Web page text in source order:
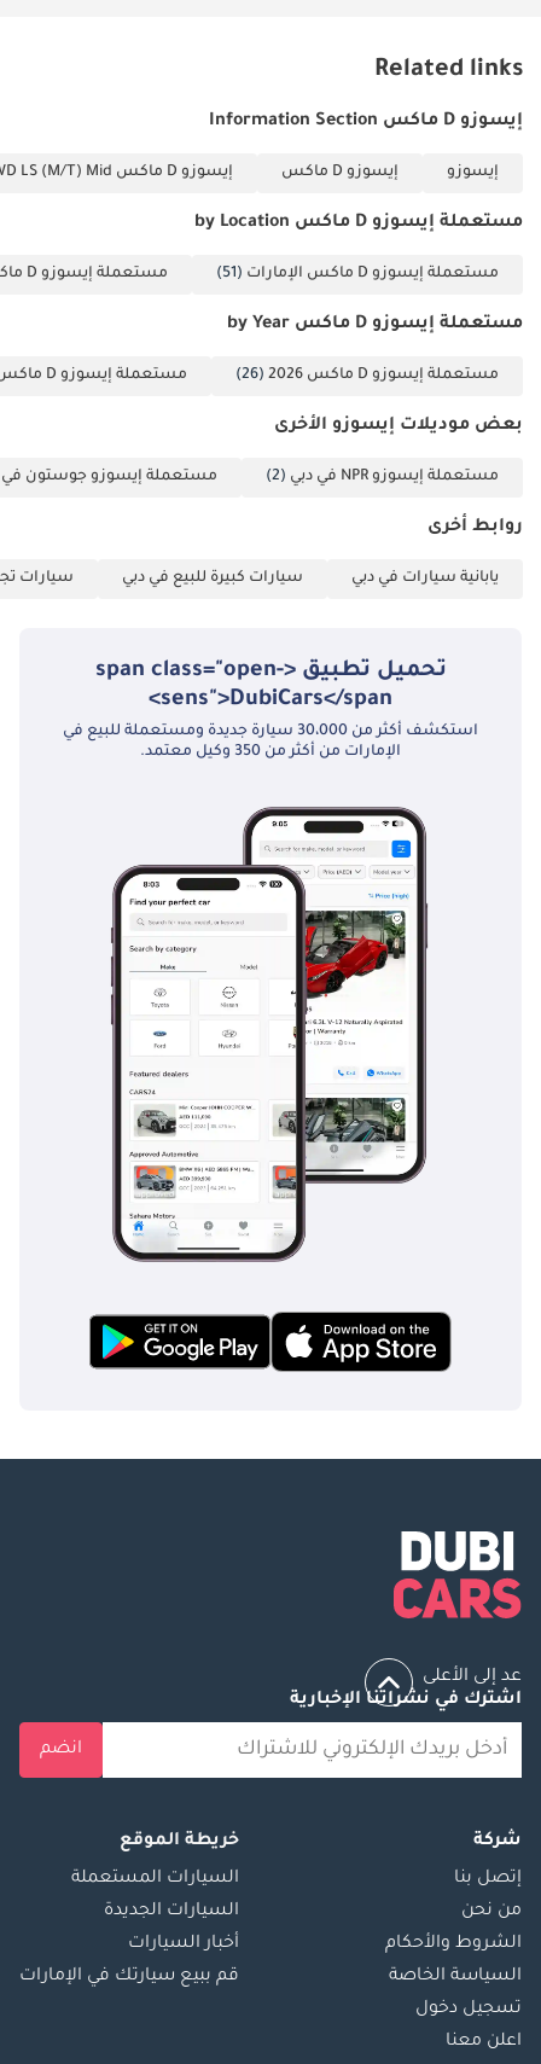
Related links
إيسوزو D ماكس Information Section
إيسوزو إيسوزو D ماكس إيسوزو D ماكس 3.0L CREW CAB 4WD LS (M/T) Mid
مستعملة إيسوزو D ماكس by Location
مستعملة إيسوزو D ماكس الإمارات (51) مستعملة إيسوزو D ماكس دبي
مستعملة إيسوزو D ماكس by Year
مستعملة إيسوزو D ماكس 2026 (26) مستعملة إيسوزو D ماكس 2025
بعض موديلات إيسوزو الأخرى
مستعملة إيسوزو NPR في دبي (2) مستعملة إيسوزو جوستون في
روابط أخرى
يابانية سيارات في دبي سيارات كبيرة للبيع في دبي سيارات
تحميل تطبيق <span class="open-
sens">DubiCars</span>
استكشف أكثر من 30،000 سيارة جديدة ومستعملة للبيع في
الإمارات من أكثر من 350 وكيل معتمد.
عد إلى الأعلى
اشترك في نشراتنا الإخبارية
انضم
شركة
إتصل بنا
من نحن
الشروط والأحكام
السياسة الخاصة
تسجيل دخول
اعلن معنا
خريطة الموقع
السيارات المستعملة
السيارات الجديدة
أخبار السيارات
قم ببيع سيارتك في الإمارات